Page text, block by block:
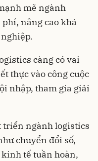
mẽ ngành
nâng cao khả
càng có vai
thực vào công cuộc
nhập, tham gia giải
triển ngành logistics
chuyển đổi số,
tế tuần hoàn,